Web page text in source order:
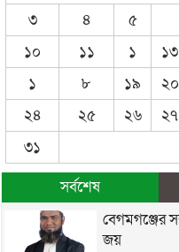
৩
৪ ৫
১০
১১ ১ ১৩
১
৮ ১৯ ২০
২৪
২৫ ২৬ ২৭
৩১
সর্বশেষ
বেগমগঞ্জের
জয়